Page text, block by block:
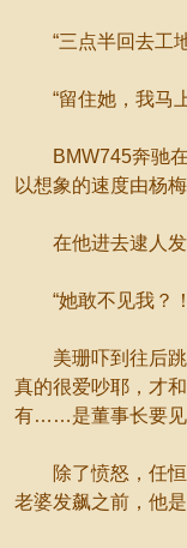
“三点半回去工
“留住她，我马
BMW745奔驰在
以想象的速度由杨
在他进去逮人发
“她敢不见我？！
美珊吓到往后跳
真的很爱吵耶，才
有……是董事长要
除了愤怒，任恒
老婆发飙之前，他